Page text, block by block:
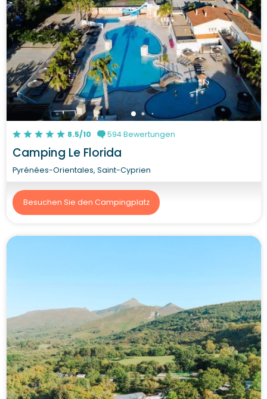
8.5/10 594 Bewertungen
Camping Le Florida
Pyrénées-Orientales, Saint-Cyprien
Besuchen Sie den Campingplatz